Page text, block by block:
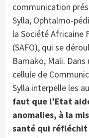
communication
Sylla, Ophtalmo-
la Société Africaine
(SAFO), qui se
Bamako, Mali.
cellule de
Sylla interpelle les
faut que l’Etat
anomalies, à la
santé qui réfléchit